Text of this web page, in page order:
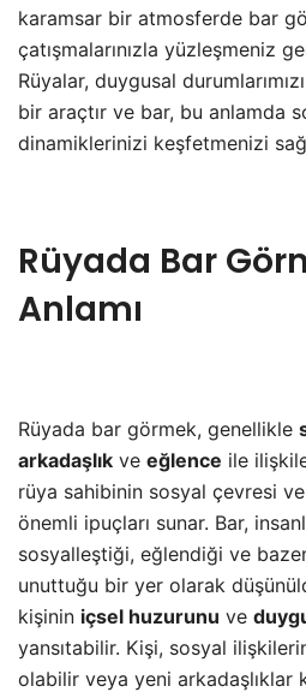
karamsar bir atmosferde bar
çatışmalarınızla yüzleşmeniz
Rüyalar, duygusal
bir araçtır ve bar, bu anlamda
dinamiklerinizi keşfetmenizi
Rüyada Bar
Anlamı
Rüyada bar görmek, genellikle
arkadaşlık ve eğlence ile
rüya sahibinin sosyal çevresi
önemli ipuçları sunar. Bar,
sosyalleştiği, eğlendiği ve
unuttuğu bir yer olarak
kişinin içsel huzurunu ve
yansıtabilir. Kişi, sosyal
olabilir veya yeni arkadaşlıklar